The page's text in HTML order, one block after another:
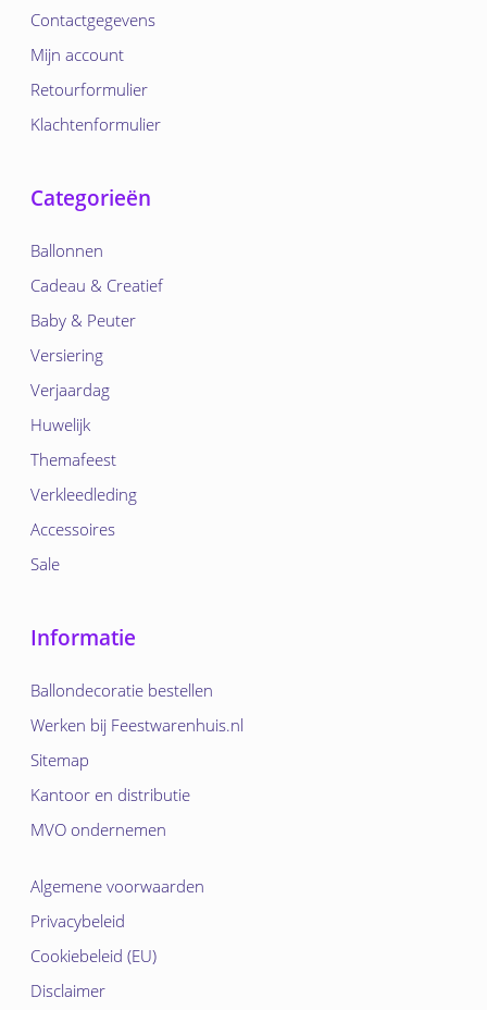
Contactgegevens
Mijn account
Retourformulier
Klachtenformulier
Categorieën
Ballonnen
Cadeau & Creatief
Baby & Peuter
Versiering
Verjaardag
Huwelijk
Themafeest
Verkleedleding
Accessoires
Sale
Informatie
Ballondecoratie bestellen
Werken bij Feestwarenhuis.nl
Sitemap
Kantoor en distributie
MVO ondernemen
Algemene voorwaarden
Privacybeleid
Cookiebeleid (EU)
Disclaimer